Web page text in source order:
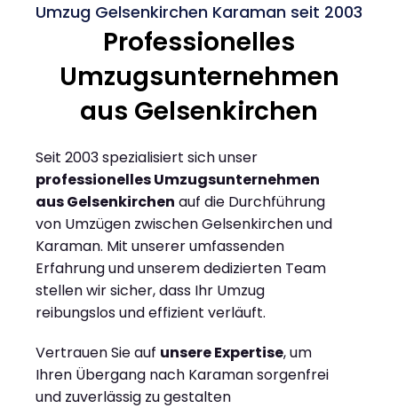
Umzug Gelsenkirchen Karaman seit 2003
Professionelles
Umzugsunternehmen
aus Gelsenkirchen
Seit 2003 spezialisiert sich unser
professionelles Umzugsunternehmen
aus Gelsenkirchen auf die Durchführung
von Umzügen zwischen Gelsenkirchen und
Karaman. Mit unserer umfassenden
Erfahrung und unserem dedizierten Team
stellen wir sicher, dass Ihr Umzug
reibungslos und effizient verläuft.
Vertrauen Sie auf unsere Expertise, um
Ihren Übergang nach Karaman sorgenfrei
und zuverlässig zu gestalten